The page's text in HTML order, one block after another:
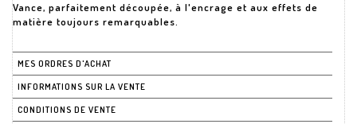
Vance, parfaitement découpée, à l'encrage et aux effets de
matière toujours remarquables.
MES ORDRES D'ACHAT
INFORMATIONS SUR LA VENTE
CONDITIONS DE VENTE